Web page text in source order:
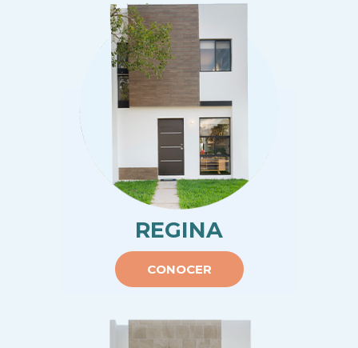
REGINA
CONOCER